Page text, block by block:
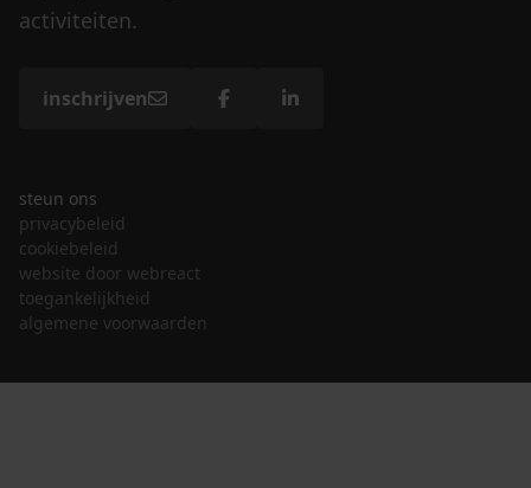
activiteiten.
inschrijven
steun ons
privacybeleid
cookiebeleid
website door webreact
toegankelijkheid
algemene voorwaarden